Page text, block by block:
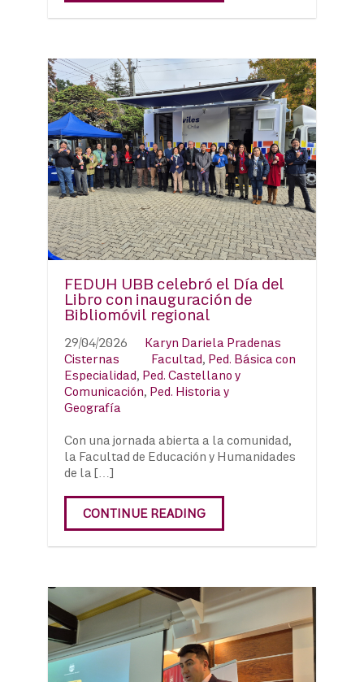
FEDUH UBB celebró el Día del
Libro con inauguración de
Bibliomóvil regional
29/04/2026
Karyn Dariela Pradenas
Cisternas
Facultad, Ped. Básica con
Especialidad, Ped. Castellano y
Comunicación, Ped. Historia y
Geografía
Con una jornada abierta a la comunidad,
la Facultad de Educación y Humanidades
de la […]
CONTINUE READING